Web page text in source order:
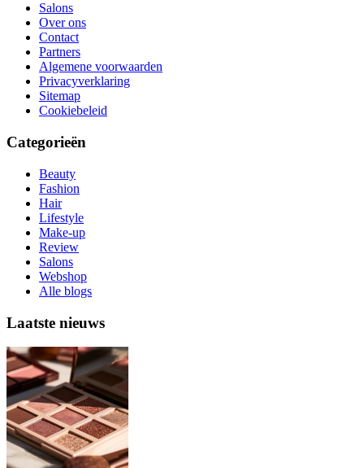
Salons
Over ons
Contact
Partners
Algemene voorwaarden
Privacyverklaring
Sitemap
Cookiebeleid
Categorieën
Beauty
Fashion
Hair
Lifestyle
Make-up
Review
Salons
Webshop
Alle blogs
Laatste nieuws